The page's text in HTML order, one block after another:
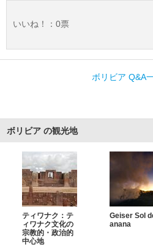
いいね！： 0票
ボリビア Q&A
ボリビア の観光地
ティワナク：テ
ィワナク文化の
宗教的・政治的
中心地
Geiser Sol
anana